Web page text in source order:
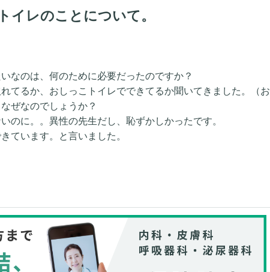
イレのことについて。
なのは、何のために必要だったのですか？
てるか、おしっこトイレでできてるか聞いてきました。（お
ぜなのでしょうか？
のに。。異性の先生だし、恥ずかしかったです。
ています。と言いました。